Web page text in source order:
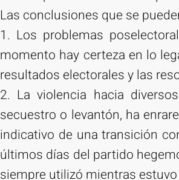
Las conclusiones que se
1. Los problemas
momento hay certeza en lo
resultados electorales y las
2. La violencia hacia
secuestro o levantón, ha
indicativo de una transición
últimos días del partido
siempre utilizó mientras